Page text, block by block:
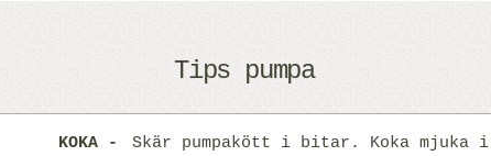
Tips pumpa
KOKA
Skär pumpakött i bitar. Koka mjuka